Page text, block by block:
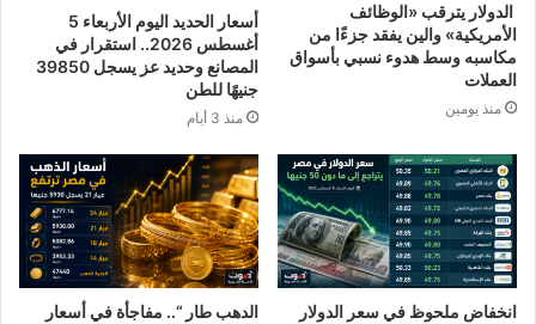
الدولار يترقب «الوظائف
الأمريكية» والين يفقد جزءًا من
مكاسبه وسط هدوء نسبي بأسواق
العملات
منذ يومين
أسعار الحديد اليوم الأربعاء 5
أغسطس 2026.. استقرار في
المصانع وحديد عز يسجل 39850
جنيهًا للطن
منذ 3 أيام
انخفاض ملحوظ في سعر الدولار الدهب طار “.. مفاجأة في أسعار